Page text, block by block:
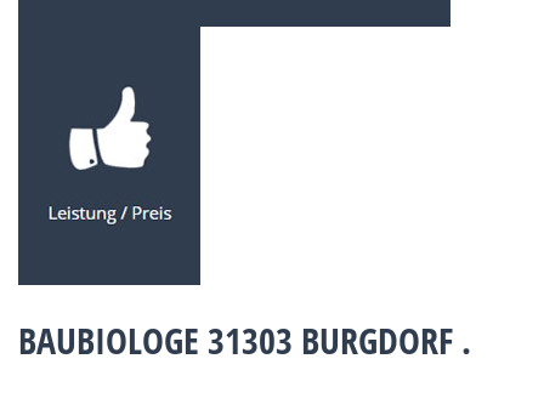
BAUBIOLOGE 31303 BURGDORF .